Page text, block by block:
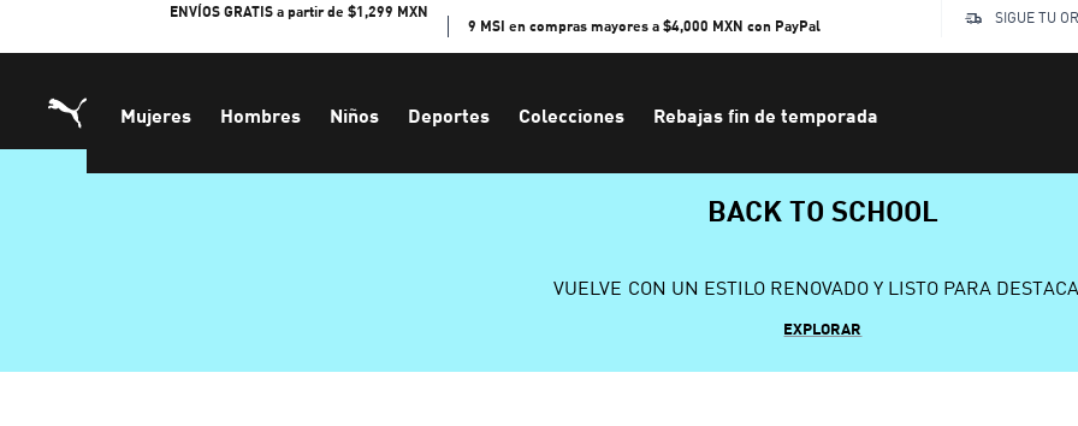
ENVÍOS GRATIS a partir de $1,299 MXN
9 MSI en compras mayores a $4,000 MXN con PayPal
SIGUE TU
Mujeres Hombres Niños Deportes Colecciones Rebajas fin de temporada
BACK TO SCHOOL
VUELVE CON UN ESTILO RENOVADO Y LISTO PARA
EXPLORAR